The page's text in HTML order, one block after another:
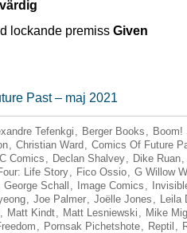
lockande premiss Given
Past – maj 2021
Tefenkgi , Berger Books , Boom!
, Christian Ward , Comics Of Future
Comics , Declan Shalvey, Dike Ruan,
Life Story, Fico Ossio, G Willow
George Schall , Image Comics ,
, Joe Palmer, Joëlle Jones , Leila
, Matt Kindt, Matt Lesniewski , Mike
, Pornsak Pichetshote, Reptil ,